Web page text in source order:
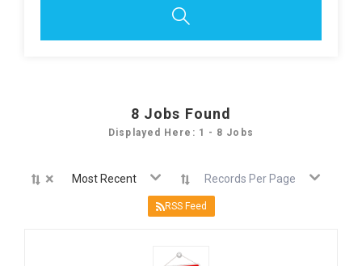
8 Jobs Found
Displayed Here: 1 - 8 Jobs
× Most Recent Records Per Page
RSS Feed